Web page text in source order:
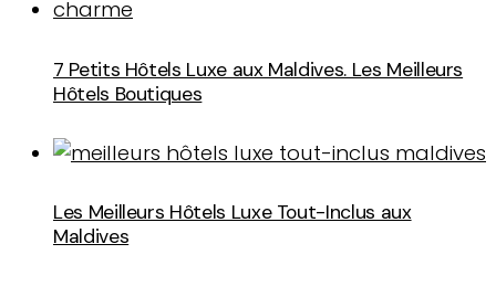
7 Petits Hôtels Luxe aux Maldives. Les Meilleurs
Hôtels Boutiques
Les Meilleurs Hôtels Luxe Tout-Inclus aux
Maldives